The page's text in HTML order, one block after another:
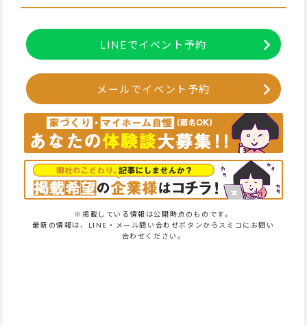
LINEでイベント予約
メールでイベント予約
※掲載している情報は公開時点のものです。
最新の情報は、LINE・メール問い合わせボタンからスミコにお問い
合わせください。